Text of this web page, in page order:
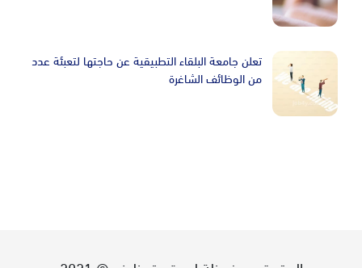
تعلن جامعة البلقاء التطبيقية عن حاجتها لتعبئة عدد
من الوظائف الشاغرة